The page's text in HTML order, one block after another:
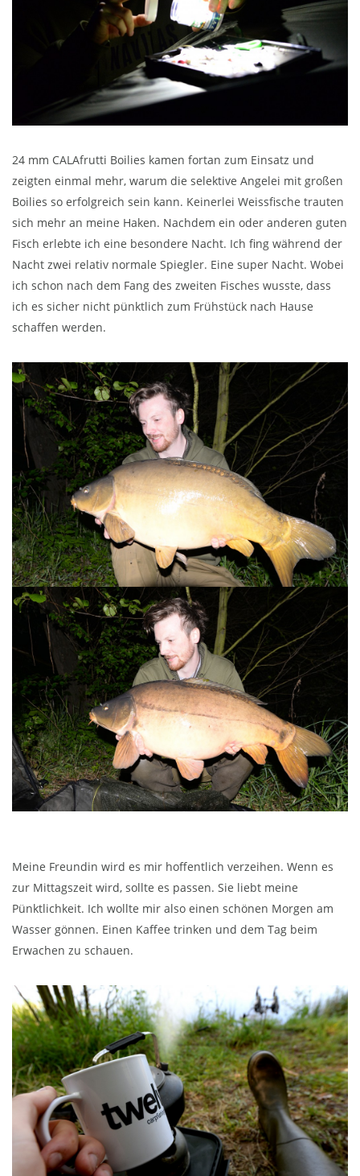
24 mm CALAfrutti Boilies kamen fortan zum Einsatz und
zeigten einmal mehr, warum die selektive Angelei mit großen
Boilies so erfolgreich sein kann. Keinerlei Weissfische trauten
sich mehr an meine Haken. Nachdem ein oder anderen guten
Fisch erlebte ich eine besondere Nacht. Ich fing während der
Nacht zwei relativ normale Spiegler. Eine super Nacht. Wobei
ich schon nach dem Fang des zweiten Fisches wusste, dass
ich es sicher nicht pünktlich zum Frühstück nach Hause
schaffen werden.
Meine Freundin wird es mir hoffentlich verzeihen. Wenn es
zur Mittagszeit wird, sollte es passen. Sie liebt meine
Pünktlichkeit. Ich wollte mir also einen schönen Morgen am
Wasser gönnen. Einen Kaffee trinken und dem Tag beim
Erwachen zu schauen.